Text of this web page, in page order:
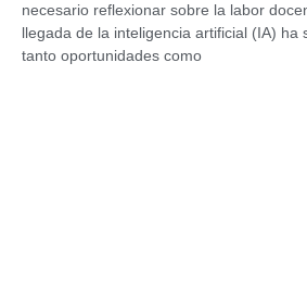
necesario reflexionar sobre la labor
llegada de la inteligencia artificial (IA) ha
tanto oportunidades como